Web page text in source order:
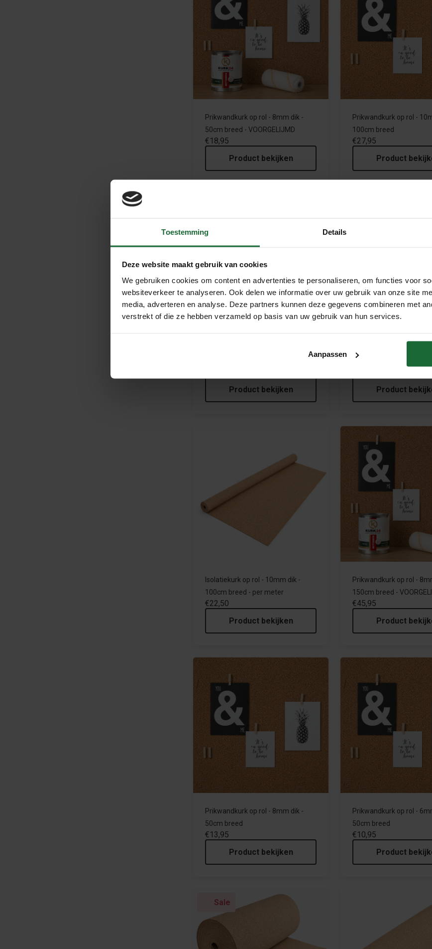
Toestemming Details
Deze website maakt gebruik van cookies
We gebruiken cookies om content en advertenties te personaliseren, om functies voor
websiteverkeer te analyseren. Ook delen we informatie over uw gebruik van onze site
media, adverteren en analyse. Deze partners kunnen deze gegevens combineren met
verstrekt of die ze hebben verzameld op basis van uw gebruik van hun services.
Aanpassen
Prikwandkurk op rol - 8mm dik -
50cm breed - VOORGELIJMD
€18,95
Product bekijken
Prikwandkurk op rol -
100cm breed
€27,95
Product
Product bekijken
127cm breed -
Product
Isolatiekurk op rol - 10mm dik -
100cm breed - per meter
€22,50
Product bekijken
Prikwandkurk op rol -
150cm breed -
€45,95
Product
Prikwandkurk op rol - 8mm dik -
50cm breed
€13,95
Product bekijken
Prikwandkurk op rol -
50cm breed
€10,95
Product
Sale